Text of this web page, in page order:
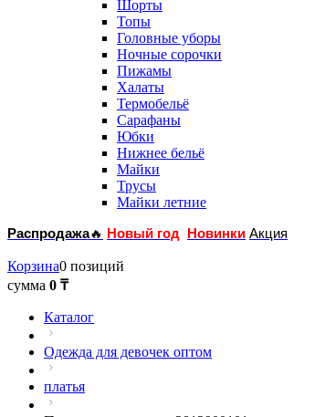
Шорты
Топы
Головные уборы
Ночные сорочки
Пижамы
Халаты
Термобельё
Сарафаны
Юбки
Нижнее бельё
Майки
Трусы
Майки летние
Распродажа🔥 Новый год Новинки Акция
Корзина0 позиций
сумма 0 ₸
Каталог
Одежда для девочек оптом
платья